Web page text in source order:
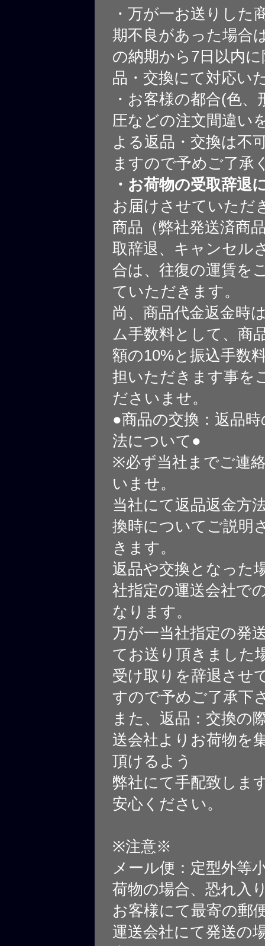
・万が一お送りした
期不良があった場合
の納期から7日以内
品・交換にて対応い
・お客様の都合(色、
圧などの注文間違い
よる返品・交換は不
ますので予めご了承
・お荷物の受取辞退
お届けさせていただ
商品（弊社発送済商
取辞退、キャンセル
合は、往復の運賃を
ていただきます。
尚、商品代金返金時
ム手数料として、商
額の10%と振込手数
担いただきます事を
ださいませ。
●商品の交換：返品
法について●
※必ず当社までご連
いませ。
当社にて返品返金方
換時についてご説明
きます。
返品や交換となった
社指定の運送会社で
なります。
万が一当社指定の発
てお送り頂きました
受け取りを辞退させ
すので予めご了承下
また、返品：交換の
送会社よりお荷物を
頂けるよう
弊社にて手配致しま
安心ください。
※注意※
メール便：定型外等
荷物の場合、恐れ入
お客様にて最寄の郵
運送会社にて発送の